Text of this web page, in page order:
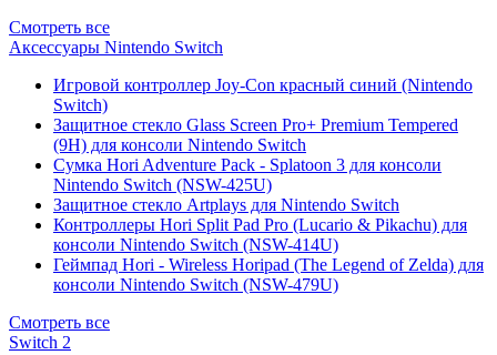
Смотреть все
Аксессуары Nintendo Switch
Игровой контроллер Joy-Con красный синий (Nintendo
Switch)
Защитное стекло Glass Screen Pro+ Premium Tempered
(9H) для консоли Nintendo Switch
Сумка Hori Adventure Pack - Splatoon 3 для консоли
Nintendo Switch (NSW-425U)
Защитное стекло Artplays для Nintendo Switch
Контроллеры Hori Split Pad Pro (Lucario & Pikachu) для
консоли Nintendo Switch (NSW-414U)
Геймпад Hori - Wireless Horipad (The Legend of Zelda) для
консоли Nintendo Switch (NSW-479U)
Смотреть все
Switch 2